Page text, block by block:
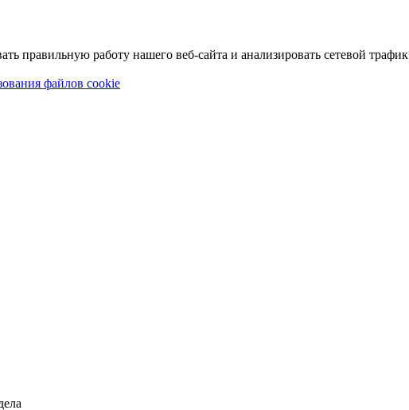
правильную работу нашего веб-сайта и анализировать сетевой
файлов cookie